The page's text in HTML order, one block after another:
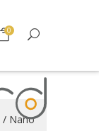
0
/ Nano